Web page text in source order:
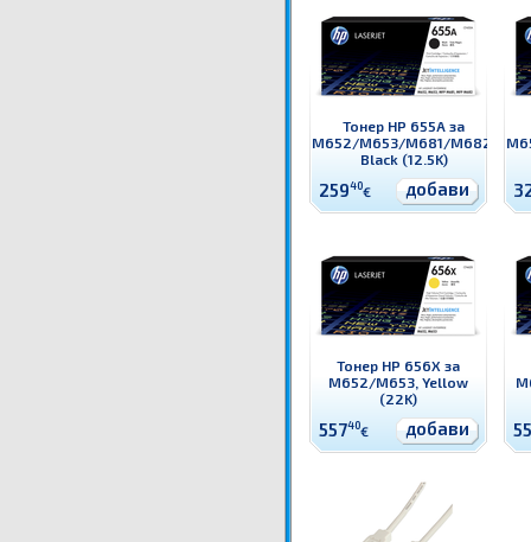
Тонер HP 655A за
M652/M653/M681/M682,
Black (12.5K)
25940€ добави
Тонер HP 656X за
M652/M653, Yellow
(22K)
55740€ добави